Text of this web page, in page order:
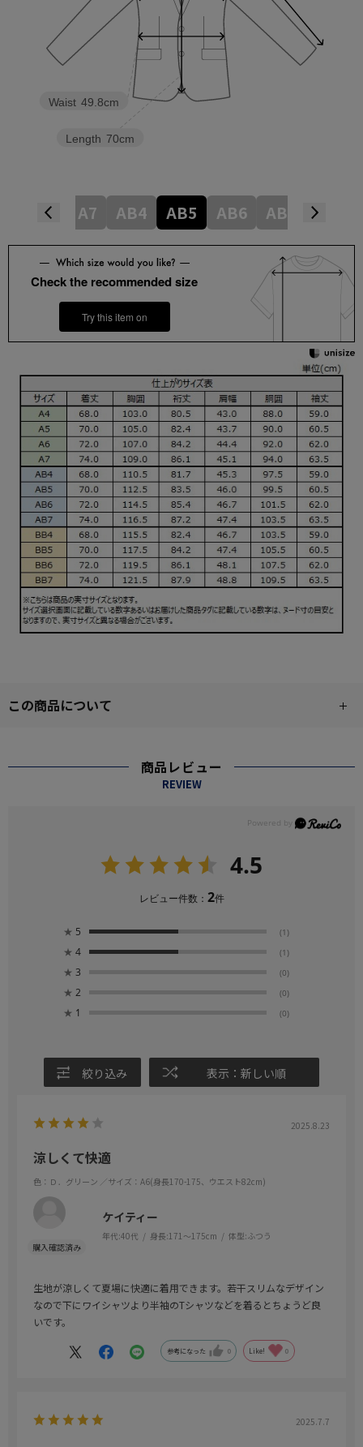
Length 70cm
Waist 49.8cm
A6 A7 AB4 AB5 AB6 AB7 BB4
Check the recommended size
Try this item on
この商品について
商品レビュー
REVIEW
4.5
レビュー件数： 2件
★ 5 (1)
★ 4 (1)
★ 3 (0)
★ 2 (0)
★ 1 (0)
絞り込み 表示：新しい順
2025.8.23
涼しくて快適
色：Ｄ．グリーン ／サイズ：A6(身長170-175、ウエスト82cm)
ケイティー
年代:40代 身長:171～175cm 体型:ふつう
生地が涼しくて夏場に快適に着用できます。若干スリムなデザイン
なので下にワイシャツより半袖のTシャツなどを着るとちょうど良
いです。
参考になった 0 Like! 0
2025.7.7